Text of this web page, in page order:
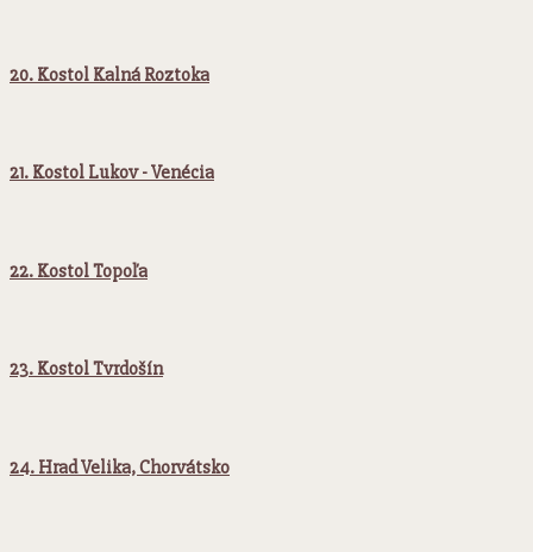
20. Kostol Kalná Roztoka
21. Kostol Lukov - Venécia
22. Kostol Topoľa
23. Kostol Tvrdošín
24. Hrad Velika, Chorvátsko